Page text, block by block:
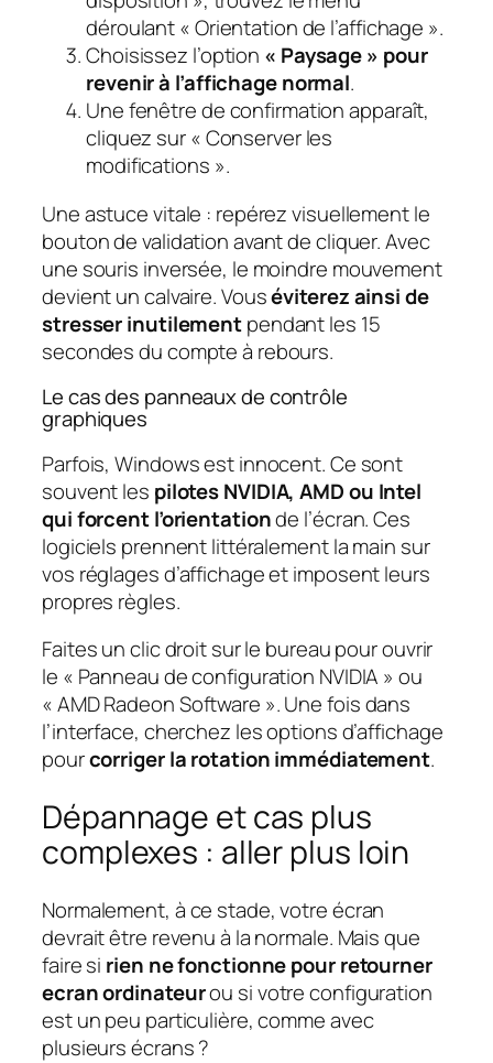
déroulant « Orientation de l’affichage ».
Choisissez l’option « Paysage » pour
revenir à l’affichage normal.
Une fenêtre de confirmation apparaît,
cliquez sur « Conserver les
modifications ».
Une astuce vitale : repérez visuellement le
bouton de validation avant de cliquer. Avec
une souris inversée, le moindre mouvement
devient un calvaire. Vouséviterez ainsi de
stresser inutilementpendant les 15
secondes du compte à rebours.
Le cas des panneaux de contrôle
graphiques
Parfois, Windows est innocent. Ce sont
souvent les pilotes NVIDIA, AMD ou Intel
qui forcent l’orientationde l’écran. Ces
logiciels prennent littéralement la main sur
vos réglages d’affichage et imposent leurs
propres règles.
Faites un clic droit sur le bureau pour ouvrir
le « Panneau de configuration NVIDIA » ou
« AMD Radeon Software ». Une fois dans
l’interface, cherchez les options d’affichage
pourcorriger la rotation immédiatement.
Dépannage et cas plus
complexes : aller plus loin
Normalement, à ce stade, votre écran
devrait être revenu à la normale. Mais que
faire si rien ne fonctionne pour retourner
ecran ordinateurou si votre configuration
est un peu particulière, comme avec
plusieurs écrans ?